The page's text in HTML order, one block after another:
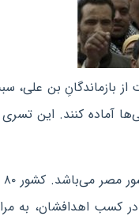
از بازماندگانِ بن
آماده كنند. این
كسب اهدافشان، به